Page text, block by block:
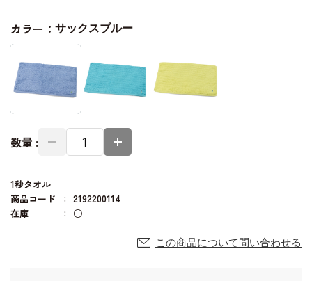
カラー： サックスブルー
数量 :
1秒タオル
商品コード
2192200114
在庫
○
この商品について問い合わせる